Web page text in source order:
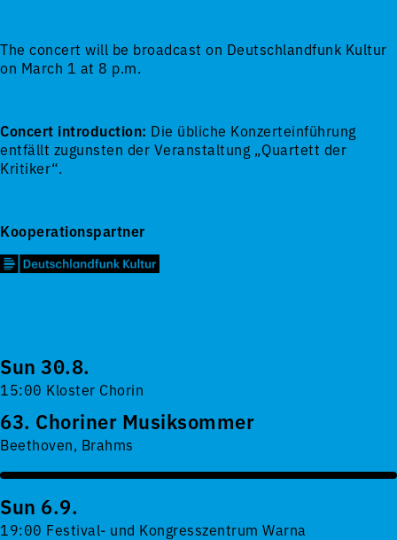
The concert will be broadcast on Deutschlandfunk Kultur
on March 1 at 8 p.m.
Concert introduction: Die übliche Konzerteinführung
entfällt zugunsten der Veranstaltung „Quartett der
Kritiker“.
Kooperationspartner
Sun 30.8.
15:00 Kloster Chorin
63. Choriner Musiksommer
Beethoven, Brahms
Sun 6.9.
19:00 Festival- und Kongresszentrum Warna